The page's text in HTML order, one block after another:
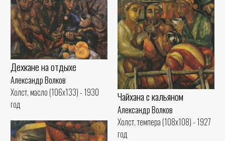
Дехкане на отдыхе
Александр Волков
Холст, масло (106x133) - 1930
год
Чайхана с кальяном
Александр Волков
Холст, темпера (108x108) - 1927
год